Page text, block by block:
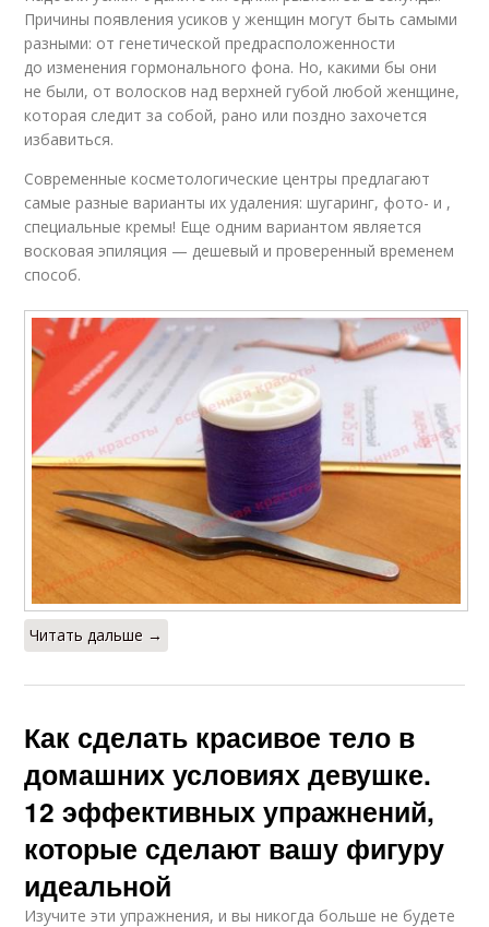
Причины появления усиков у женщин могут быть самыми
разными: от генетической предрасположенности
до изменения гормонального фона. Но, какими бы они
не были, от волосков над верхней губой любой женщине,
которая следит за собой, рано или поздно захочется
избавиться.
Современные косметологические центры предлагают
самые разные варианты их удаления: шугаринг, фото- и ,
специальные кремы! Еще одним вариантом является
восковая эпиляция — дешевый и проверенный временем
способ.
Читать дальше →
Как сделать красивое тело в
домашних условиях девушке.
12 эффективных упражнений,
которые сделают вашу фигуру
идеальной
Изучите эти упражнения, и вы никогда больше не будете